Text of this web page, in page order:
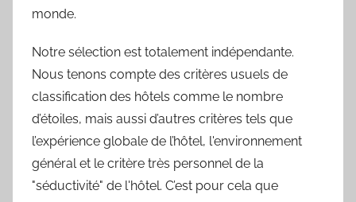
monde.
Notre sélection est totalement indépendante.
Nous tenons compte des critères usuels de
classification des hôtels comme le nombre
d’étoiles, mais aussi d’autres critères tels que
l’expérience globale de l’hôtel, l'environnement
général et le critère très personnel de la
"séductivité" de l'hôtel. C’est pour cela que